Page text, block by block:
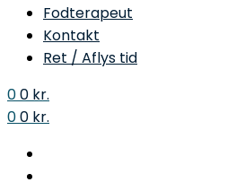
Fodterapeut
Kontakt
Ret / Aflys tid
00 kr.
00 kr.